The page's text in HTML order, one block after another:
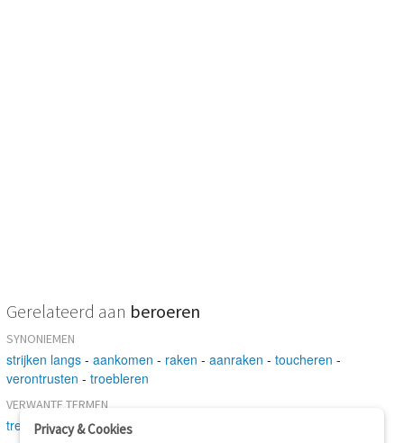
Gerelateerd aan beroeren
SYNONIEMEN
strijken langs - aankomen - raken - aanraken - toucheren -
verontrusten - troebleren
VERWANTE TERMEN
treffen-doorwerken
Privacy & Cookies